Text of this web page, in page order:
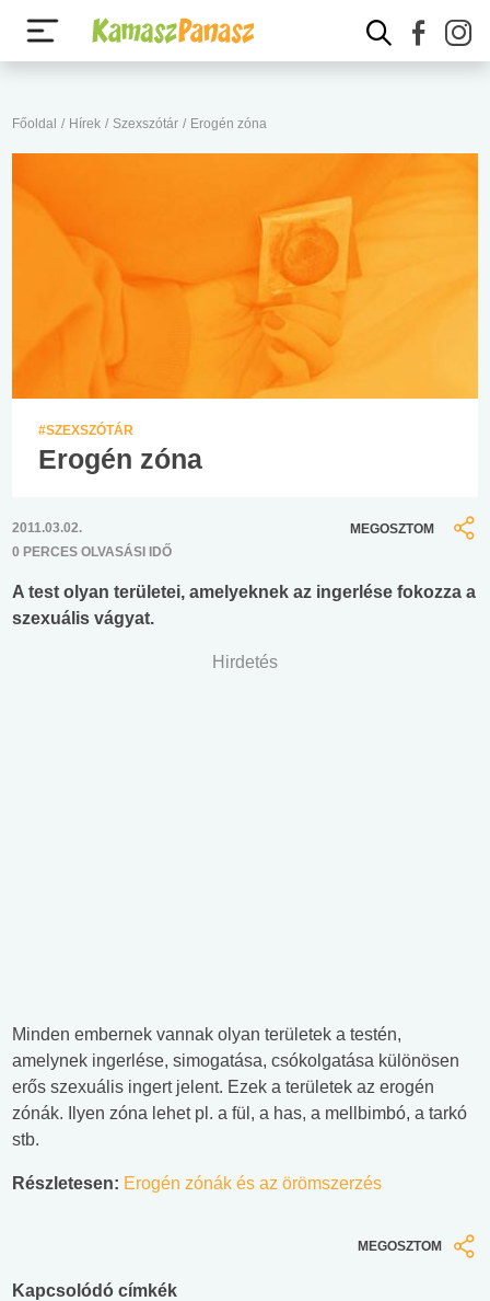
Főoldal / Hírek / Szexszótár / Erogén zóna
#SZEXSZÓTÁR
Erogén zóna
2011.03.02.
0 PERCES OLVASÁSI IDŐ
MEGOSZTOM
A test olyan területei, amelyeknek az ingerlése fokozza a
szexuális vágyat.
Hirdetés
Minden embernek vannak olyan területek a testén,
amelynek ingerlése, simogatása, csókolgatása különösen
erős szexuális ingert jelent. Ezek a területek az erogén
zónák. Ilyen zóna lehet pl. a fül, a has, a mellbimbó, a tarkó
stb.
Részletesen: Erogén zónák és az örömszerzés
MEGOSZTOM
Kapcsolódó címkék